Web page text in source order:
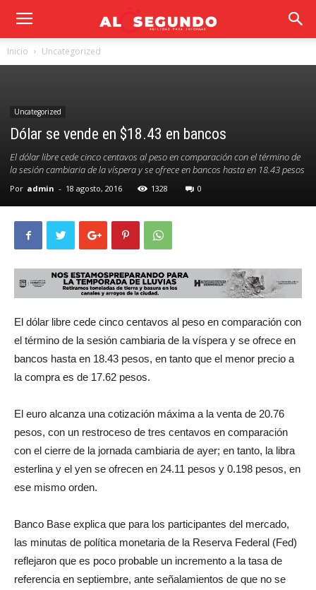
Inicio Uncategorized
Uncategorized
Dólar se vende en $18.43 en bancos
El dólar libre cede cinco centavos al peso en comparación con el término de
la sesión cambiaria de la víspera y se ofrece en bancos hasta en 18.43 pesos
Por admin - 18 agosto, 2016 1328 0
El dólar libre cede cinco centavos al peso en comparación con
el término de la sesión cambiaria de la víspera y se ofrece en
bancos hasta en 18.43 pesos, en tanto que el menor precio a
la compra es de 17.62 pesos.
El euro alcanza una cotización máxima a la venta de 20.76
pesos, con un restroceso de tres centavos en comparación
con el cierre de la jornada cambiaria de ayer; en tanto, la libra
esterlina y el yen se ofrecen en 24.11 pesos y 0.198 pesos, en
ese mismo orden.
Banco Base explica que para los participantes del mercado,
las minutas de política monetaria de la Reserva Federal (Fed)
reflejaron que es poco probable un incremento a la tasa de
referencia en septiembre, ante señalamientos de que no se